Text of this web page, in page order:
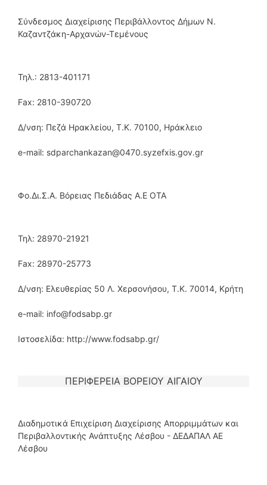
Σύνδεσμος Διαχείρισης Περιβάλλοντος Δήμων Ν.
Καζαντζάκη-Αρχανών-Τεμένους
Τηλ.: 2813-401171
Fax: 2810-390720
Δ/νση: Πεζά Ηρακλείου, Τ.Κ. 70100, Ηράκλειο
e-mail: sdparchankazan@0470.syzefxis.gov.gr
Φο.Δι.Σ.Α. Βόρειας Πεδιάδας Α.Ε ΟΤΑ
Τηλ: 28970-21921
Fax: 28970-25773
Δ/νση: Ελευθερίας 50 Λ. Χερσονήσου, Τ.Κ. 70014, Κρήτη
e-mail: info@fodsabp.gr
Ιστοσελίδα: http://www.fodsabp.gr/
ΠΕΡΙΦΕΡΕΙΑ ΒΟΡΕΙΟΥ ΑΙΓΑΙΟΥ
Διαδημοτικά Επιχείριση Διαχείρισης Απορριμμάτων και
Περιβαλλοντικής Ανάπτυξης Λέσβου - ΔΕΔΑΠΑΛ ΑΕ
Λέσβου